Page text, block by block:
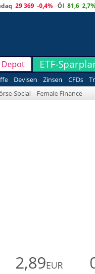
29 369 -0,4% Öl 81,6
Depot ETF-
Devisen Zinsen CFDs
Social Female Finance
2,89EUR